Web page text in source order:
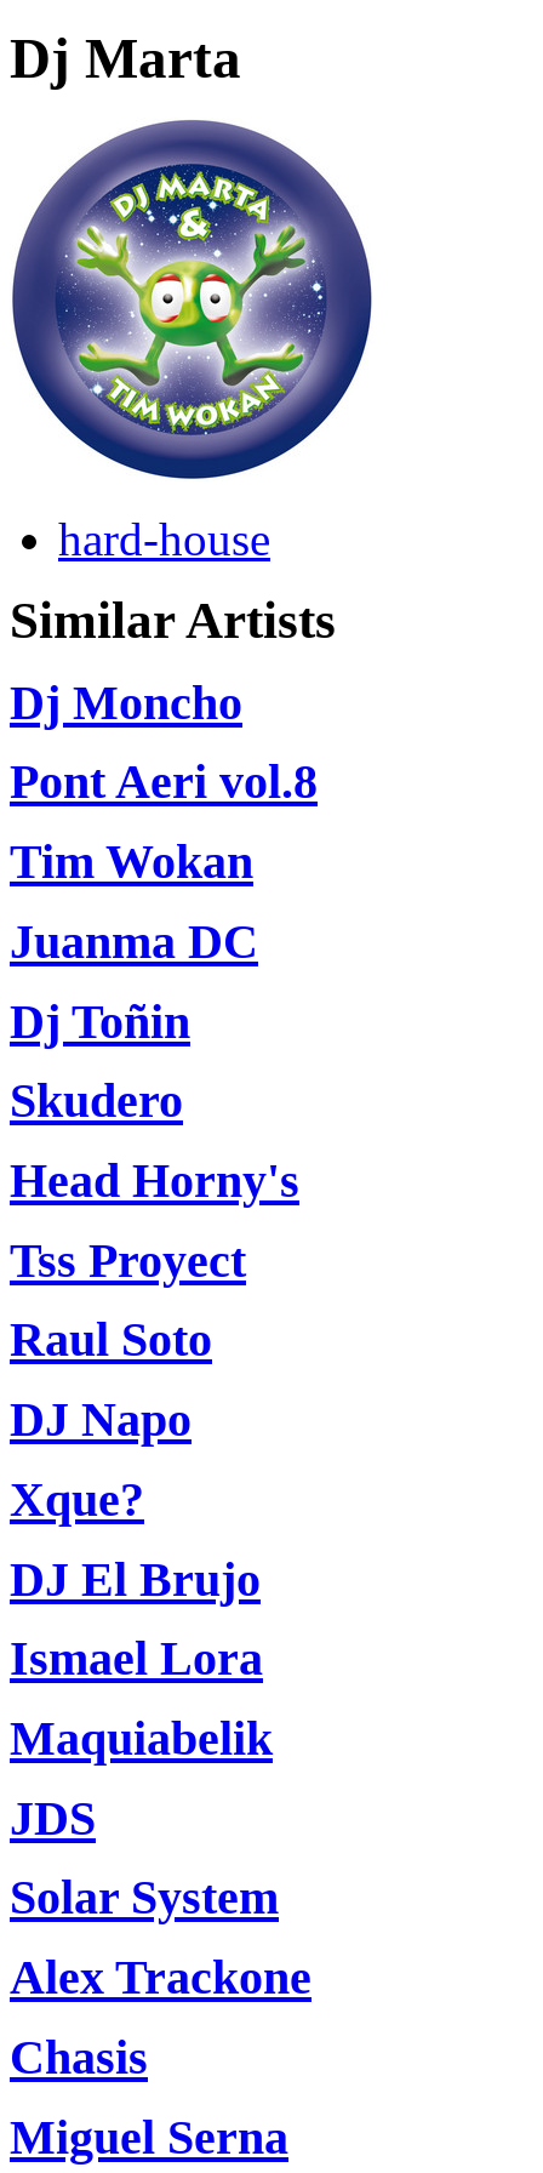
Dj Marta
hard-house
Similar Artists
Dj Moncho
Pont Aeri vol.8
Tim Wokan
Juanma DC
Dj Toñin
Skudero
Head Horny's
Tss Proyect
Raul Soto
DJ Napo
Xque?
DJ El Brujo
Ismael Lora
Maquiabelik
JDS
Solar System
Alex Trackone
Chasis
Miguel Serna